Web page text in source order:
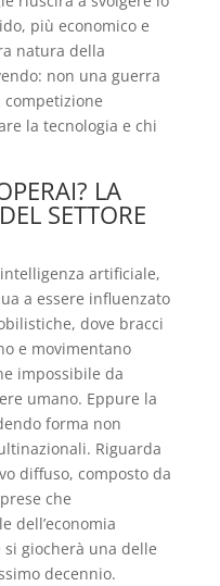
più economico e
natura della
non una guerra
la tecnologia e chi
LA
SETTORE
artificiale,
a essere influenzato
dove bracci
e movimentano
impossibile da
umano. Eppure la
forma non
Riguarda
diffuso, composto da
che
dell’economia
giocherà una delle
decennio.